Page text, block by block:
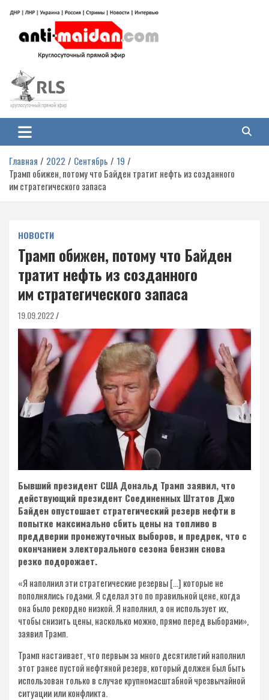
содержимому
Антимайдан: Гражданская война
на Украине
гражданской войне на Украине, включая события в Новороссии, ДНР,
ЛНР и других регионах.
Главная 2022 Сентябрь
19
Трамп обижен, потому что Байден тратит нефть из созданного
им стратегического запаса
НОВОСТИ
Трамп обижен, потому что Байден
тратит нефть из созданного
им стратегического запаса
19.09.2022
Бывший президент США Дональд Трамп заявил, что
действующий президент Соединенных Штатов Джо
Байден опустошает стратегический резерв нефти в
попытке максимально сбить цены на топливо в
преддверии промежуточных выборов, и предрек, что с
окончанием электорального сезона бензин снова
резко подорожает.
«Я наполнил эти стратегические резервы […] которые не
пополнялись годами. Я сделал это по правильной цене, когда
она было рекордно низкой. Я наполнил, а он использует их,
чтобы снизить цены, насколько можно, прямо перед выборами»,
заявил Трамп.
Трамп настаивает, что первым за много десятилетий наполнил
этот ранее пустой нефтяной резерв, который должен был быть
использован только в случае крупномасштабной чрезвычайной
ситуации или конфликта.